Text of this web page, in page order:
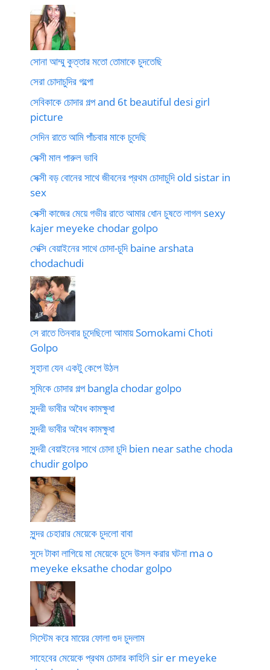
সোনা আম্মু কুত্তার মতো তোমাকে চুদতেছি
সেরা চোদাচুদির গল্পো
সেবিকাকে চোদার গল্প and 6t beautiful desi girl
picture
সেদিন রাতে আমি পাঁচবার মাকে চুদেছি
সেক্সী মাল পারুল ভাবি
সেক্সী বড় বোনের সাথে জীবনের প্রথম চোদাচুদি old sistar in
sex
সেক্সী কাজের মেয়ে গভীর রাতে আমার ধোন চুষতে লাগল sexy
kajer meyeke chodar golpo
সেক্সি বেয়াইনের সাথে চোদা-চুদি baine arshata
chodachudi
সে রাতে তিনবার চুদেছিলো আমায় Somokami Choti
Golpo
সুহানা যেন একটু কেপে উঠল
সুমিকে চোদার গল্প bangla chodar golpo
সুন্দরী ভাবীর অবৈধ কামক্ষুধা
সুন্দরী ভাবীর অবৈধ কামক্ষুধা
সুন্দরী বেয়াইনের সাথে চোদা চুদি bien near sathe choda
chudir golpo
সুন্দর চেহারার মেয়েকে চুদলো বাবা
সুদে টাকা লাগিয়ে মা মেয়েকে চুদে উসল করার ঘটনা ma o
meyeke eksathe chodar golpo
সিস্টেম করে মায়ের ফোলা গুদ চুদলাম
সাহেবের মেয়েকে প্রথম চোদার কাহিনি sir er meyeke